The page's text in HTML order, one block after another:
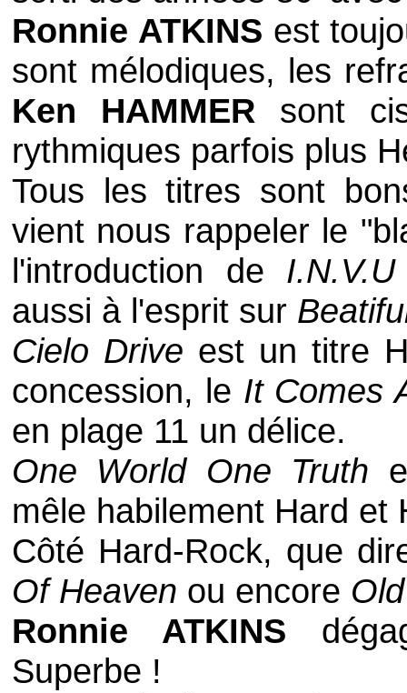
Ronnie ATKINS est
sont mélodiques, les
Ken HAMMER sont
rythmiques parfois plus
Tous les titres sont
vient nous rappeler le
l'introduction de I.N.V.U
aussi à l'esprit sur
Cielo Drive est un titre
concession, le It Comes
en plage 11 un délice.
One World One Truth
mêle habilement Hard et
Côté Hard-Rock, que
Of Heaven ou encore
Ronnie ATKINS
Superbe !